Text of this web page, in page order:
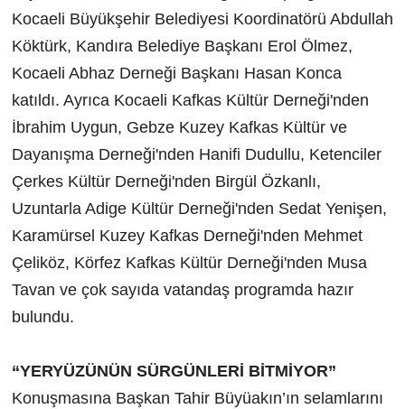
Kocaeli Büyükşehir Belediyesi Koordinatörü Abdullah
Köktürk, Kandıra Belediye Başkanı Erol Ölmez,
Kocaeli Abhaz Derneği Başkanı Hasan Konca
katıldı. Ayrıca Kocaeli Kafkas Kültür Derneği'nden
İbrahim Uygun, Gebze Kuzey Kafkas Kültür ve
Dayanışma Derneği'nden Hanifi Dudullu, Ketenciler
Çerkes Kültür Derneği'nden Birgül Özkanlı,
Uzuntarla Adige Kültür Derneği'nden Sedat Yenişen,
Karamürsel Kuzey Kafkas Derneği'nden Mehmet
Çeliköz, Körfez Kafkas Kültür Derneği'nden Musa
Tavan ve çok sayıda vatandaş programda hazır
bulundu.
“YERYÜZÜNÜN SÜRGÜNLERİ BİTMİYOR”
Konuşmasına Başkan Tahir Büyüakın’ın selamlarını